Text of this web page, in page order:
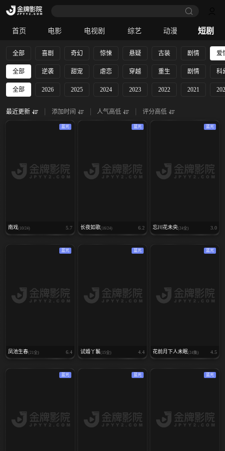
首页 电影 电视剧 综艺 动漫 短剧
全部 喜剧 奇幻 惊悚 悬疑 古装 剧情 爱
全部 逆袭 甜宠 虐恋 穿越 重生 剧情 科
全部 2026 2025 2024 2023 2022 2021
最近更新 添加时间 人气高低 评分高低
蓝光
南戏(10/24) 5.7
蓝光
长夜如歌(16/24) 6.2
蓝光
忘川花未央(24全) 3.0
蓝光
凤池生春(21全) 6.4
蓝光
试婚丫鬟(15全) 4.4
蓝光
花前月下人未眠(24集) 4.5
蓝光 蓝光 蓝光